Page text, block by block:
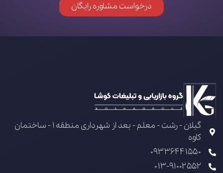
درخواست مشاوره رایگان
گیلان - رشت - معلم - بعد از شهرداری منطقه 1 - ساختمان
کاوه
09336441550
013-91002552